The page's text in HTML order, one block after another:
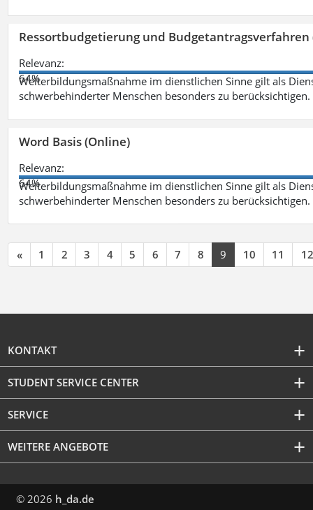
Ressortbudgetierung und Budgetantragsverfahren
Relevanz:
64%
Weiterbildungsmaßnahme im dienstlichen Sinne gilt als
schwerbehinderter Menschen besonders zu berücksichtigen.
Word Basis (Online)
Relevanz:
64%
Weiterbildungsmaßnahme im dienstlichen Sinne gilt als
schwerbehinderter Menschen besonders zu berücksichtigen.
« 1 2 3 4 5 6 7 8 9 10 11 12
KONTAKT
STUDENT SERVICE CENTER
SERVICE
WEITERE ANGEBOTE
© 2026 h_da.de